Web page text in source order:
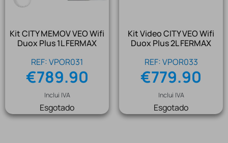
Kit CITY MEMOV VEO Wifi
Duox Plus 1L FERMAX
REF: VPOR031
€789.90
Inclui IVA
Esgotado
Kit Video CITY VEO Wifi
Duox Plus 2L FERMAX
REF: VPOR033
€779.90
Inclui IVA
Esgotado